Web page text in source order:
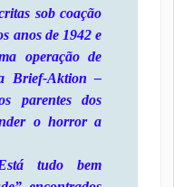
sob coação
anos de 1942 e
operação de
Brief-Aktion –
parentes dos
o horror a
tudo bem